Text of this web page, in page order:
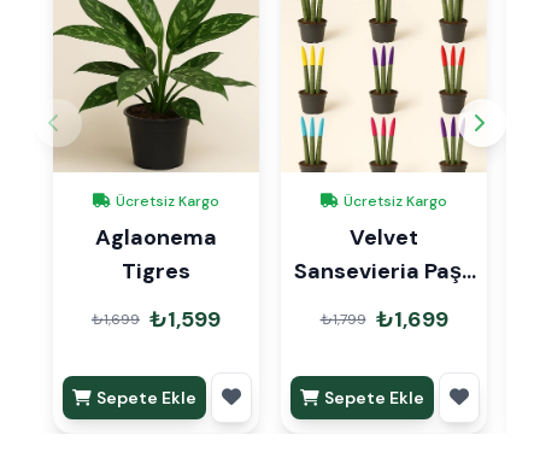
Ücretsiz Kargo
Aglaonema
Tigres
₺1,699 ₺1,599
Sepete Ekle
Ücretsiz Kargo
Velvet
Sansevieria Paşa
Kılıcı
₺1,799 ₺1,699
Sepete Ekle